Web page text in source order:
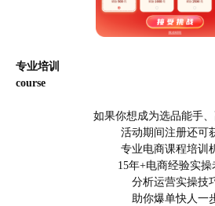
专业培训
course
如果你想成为选品能手
活动期间注册还可
专业电商课程培训
15年+电商经验实操
分析运营实操技
助你爆单快人一